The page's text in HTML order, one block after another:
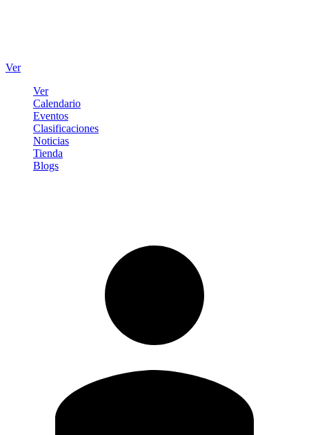
Ver
Ver
Calendario
Eventos
Clasificaciones
Noticias
Tienda
Blogs